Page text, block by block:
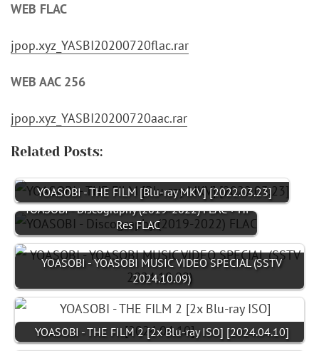
WEB FLAC
jpop.xyz_YASBI20200720flac.rar
WEB AAC 256
jpop.xyz_YASBI20200720aac.rar
Related Posts:
YOASOBI - THE FILM [Blu-ray MKV] [2022.03.23]
YOASOBI - Discography (2019-2022) FLAC + Hi-
Res FLAC
YOASOBI - YOASOBI MUSIC VIDEO SPECIAL (SSTV
2024.10.09)
YOASOBI - THE FILM 2 [2x Blu-ray ISO] [2024.04.10]